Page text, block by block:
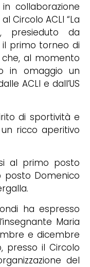
collaborazione
Circolo ACLI “La
presieduto da
il primo torneo di
al momento
in omaggio un
ACLI e dall’US
di sportività e
ricco aperitivo
al primo posto
posto Domenico
ha espresso
Maria
e dicembre
presso il Circolo
del